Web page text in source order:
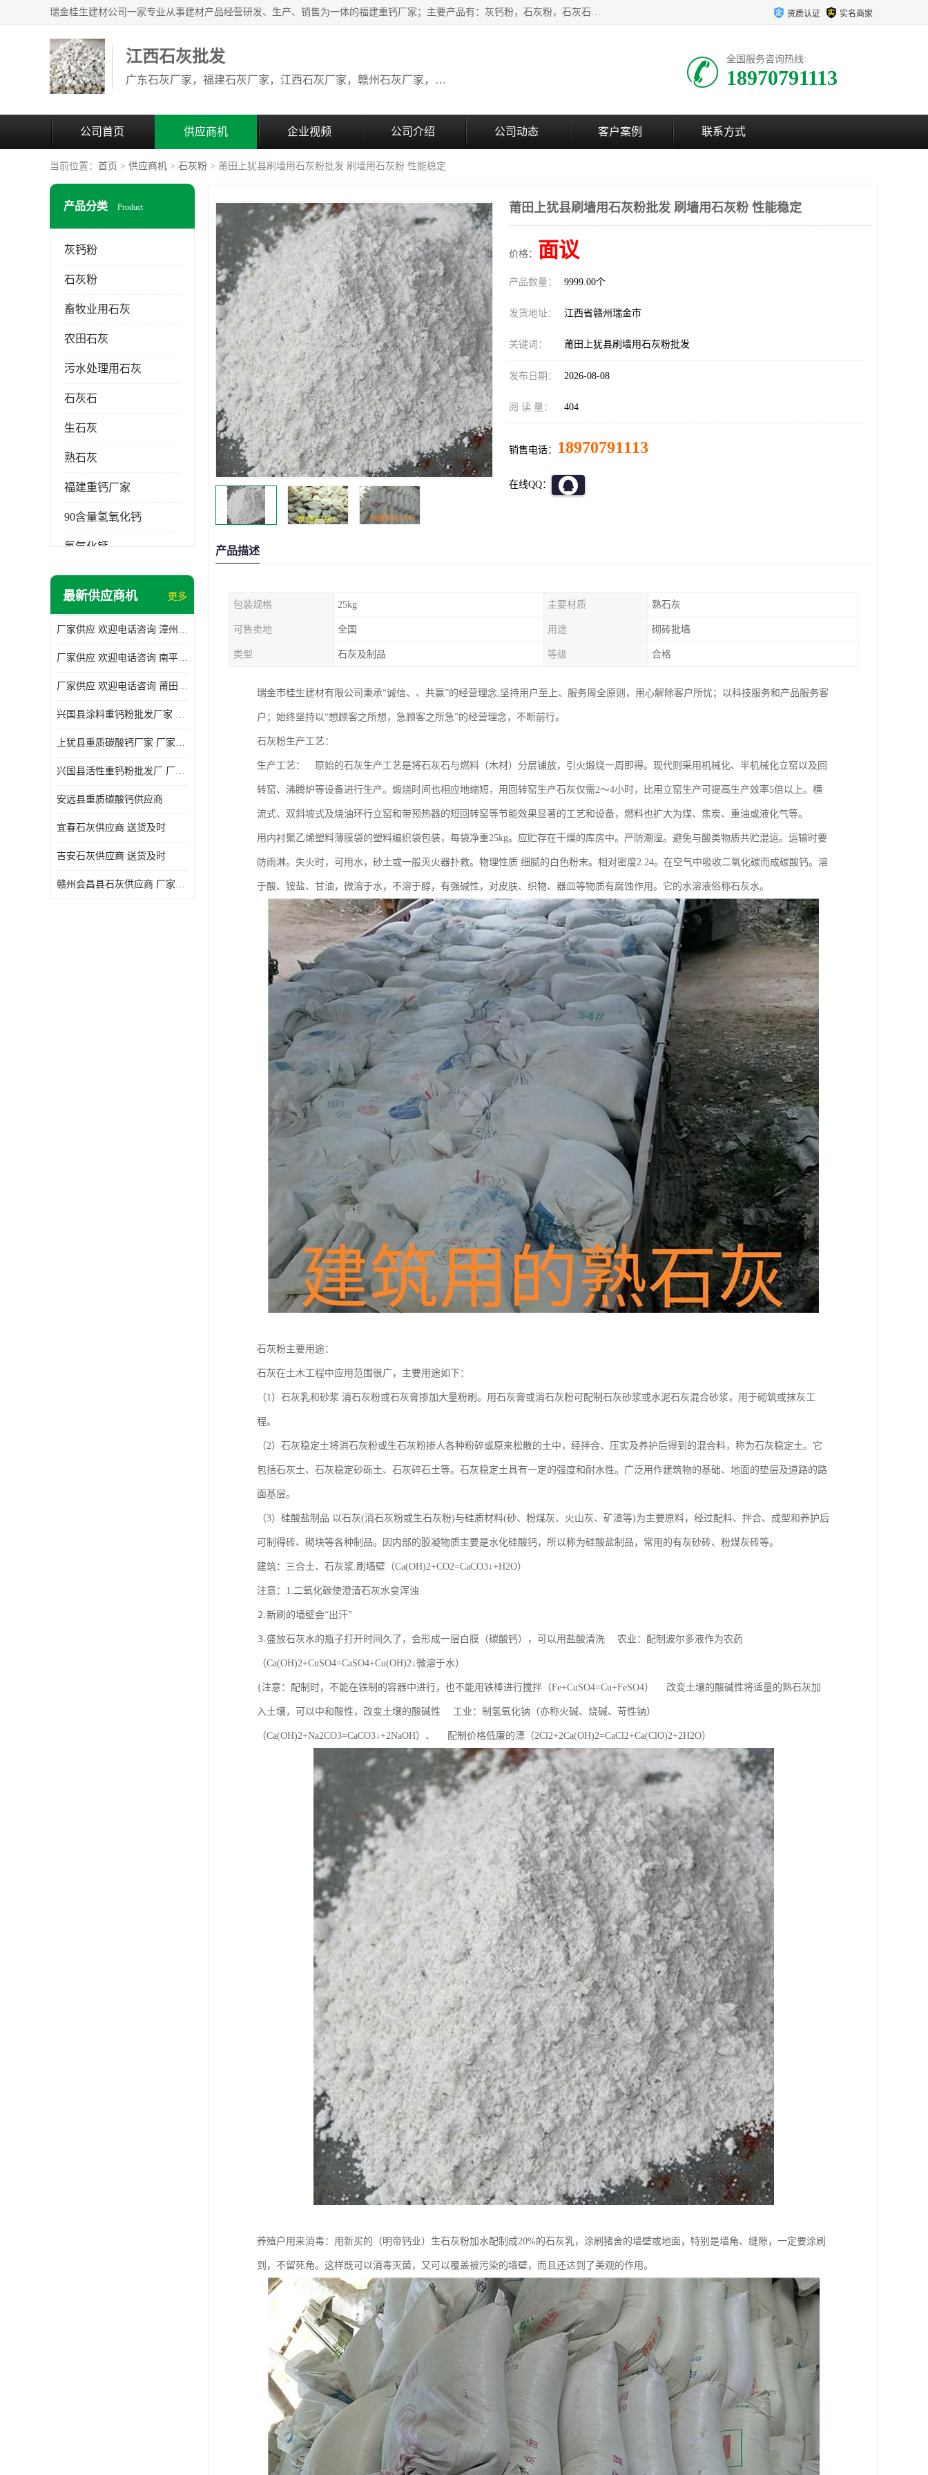
瑞金桂生建材公司一家专业从事建材产品经营研发、生产、销售为一体的福建重钙厂家；主要产品有：灰钙粉，石灰粉，石灰石，生石灰，熟石灰，氧化钙，重钙粉，氢氧化钙，农田石灰，畜牧业用石灰等。欢迎新老客户来电咨询！ 资质认证 实名商家
江西石灰批发
广东石灰厂家，福建石灰厂家，江西石灰厂家，赣州石灰厂家，东莞石灰厂家
全国服务咨询热线:
18970791113
公司首页 供应商机 企业视频 公司介绍 公司动态 客户案例 联系方式
当前位置： 首页 > 供应商机 > 石灰粉 > 莆田上犹县刷墙用石灰粉批发 刷墙用石灰粉 性能稳定
产品分类 Product
灰钙粉
石灰粉
畜牧业用石灰
农田石灰
污水处理用石灰
石灰石
生石灰
熟石灰
福建重钙厂家
90含量氢氧化钙
氢氧化钙
氧化钙
最新供应商机 更多
厂家供应 欢迎电话咨询 漳州活性重钙粉
厂家供应 欢迎电话咨询 南平活性重钙粉批发厂
厂家供应 欢迎电话咨询 莆田高白度重钙粉厂家
兴国县涂料重钙粉批发厂家 厂家供应 欢迎电话咨询
上犹县重质碳酸钙厂家 厂家供应 欢迎电话咨询
兴国县活性重钙粉批发厂 厂家供应 欢迎电话咨询
安远县重质碳酸钙供应商
宜春石灰供应商 送货及时
吉安石灰供应商 送货及时
赣州会昌县石灰供应商 厂家供应
莆田上犹县刷墙用石灰粉批发 刷墙用石灰粉 性能稳定
价格： 面议
产品数量： 9999.00个
发货地址： 江西省赣州瑞金市
关键词： 莆田上犹县刷墙用石灰粉批发
发布日期： 2026-08-08
阅 读 量： 404
销售电话： 18970791113
在线QQ：
产品描述
包装规格 25kg 主要材质 熟石灰
可售卖地 全国 用途 砌砖批墙
类型 石灰及制品 等级 合格
瑞金市桂生建材有限公司秉承“诚信、、共赢”的经营理念,坚持用户至上、服务周全原则，用心解除客户所忧；以科技服务和产品服务客
户；始终坚持以“想顾客之所想，急顾客之所急”的经营理念，不断前行。
石灰粉生产工艺：
生产工艺： 原始的石灰生产工艺是将石灰石与燃料（木材）分层铺放，引火煅烧一周即得。现代则采用机械化、半机械化立窑以及回
转窑、沸腾炉等设备进行生产。煅烧时间也相应地缩短，用回转窑生产石灰仅需2～4小时，比用立窑生产可提高生产效率5倍以上。横
流式、双斜坡式及烧油环行立窑和带预热器的短回转窑等节能效果显著的工艺和设备，燃料也扩大为煤、焦炭、重油或液化气等。
用内衬聚乙烯塑料薄膜袋的塑料编织袋包装，每袋净重25kg。应贮存在干燥的库房中。严防潮湿。避免与酸类物质共贮混运。运输时要
防雨淋。失火时，可用水，砂土或一般灭火器扑救。物理性质 细腻的白色粉末。相对密度2.24。在空气中吸收二氧化碳而成碳酸钙。溶
于酸、铵盐、甘油，微溶于水，不溶于醇，有强碱性，对皮肤、织物、器皿等物质有腐蚀作用。它的水溶液俗称石灰水。
石灰粉主要用途：
石灰在土木工程中应用范围很广，主要用途如下：
（1）石灰乳和砂浆 消石灰粉或石灰膏掺加大量粉刷。用石灰膏或消石灰粉可配制石灰砂浆或水泥石灰混合砂浆，用于砌筑或抹灰工
程。
（2）石灰稳定土将消石灰粉或生石灰粉掺人各种粉碎或原来松散的土中，经拌合、压实及养护后得到的混合料，称为石灰稳定土。它
包括石灰土、石灰稳定砂砾土、石灰碎石土等。石灰稳定土具有一定的强度和耐水性。广泛用作建筑物的基础、地面的垫层及道路的路
面基层。
（3）硅酸盐制品 以石灰(消石灰粉或生石灰粉)与硅质材料(砂、粉煤灰、火山灰、矿渣等)为主要原料，经过配料、拌合、成型和养护后
可制得砖、砌块等各种制品。因内部的胶凝物质主要是水化硅酸钙，所以称为硅酸盐制品，常用的有灰砂砖、粉煤灰砖等。
建筑：三合土、石灰浆.刷墙壁（Ca(OH)2+CO2=CaCO3↓+H2O）
注意：1.二氧化碳使澄清石灰水变浑浊
⒉新刷的墙壁会“出汗”
⒊盛放石灰水的瓶子打开时间久了，会形成一层白膜（碳酸钙），可以用盐酸清洗 农业：配制波尔多液作为农药
（Ca(OH)2+CuSO4=CaSO4+Cu(OH)2↓微溶于水）
{注意：配制时，不能在铁制的容器中进行，也不能用铁棒进行搅拌（Fe+CuSO4=Cu+FeSO4） 改变土壤的酸碱性将适量的熟石灰加
入土壤，可以中和酸性，改变土壤的酸碱性 工业：制氢氧化钠（亦称火碱、烧碱、苛性钠）
（Ca(OH)2+Na2CO3=CaCO3↓+2NaOH）、 配制价格低廉的漂（2Cl2+2Ca(OH)2=CaCl2+Ca(ClO)2+2H2O）
养殖户用来消毒：用新买的（明帝钙业）生石灰粉加水配制成20%的石灰乳，涂刷猪舍的墙壁或地面，特别是墙角、缝隙，一定要涂刷
到，不留死角。这样既可以消毒灭菌，又可以覆盖被污染的墙壁，而且还达到了美观的作用。